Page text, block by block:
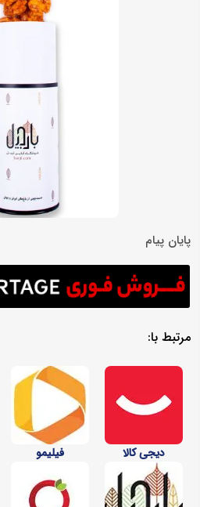
پایان پیام
مرتبط با:
دیجی کالا فیلیمو